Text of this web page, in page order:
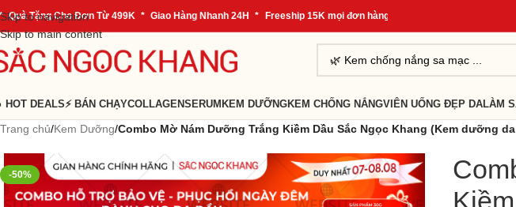
Skip to navigation
Skip to main content
Tặng Cho Đơn Từ 499K * Giao Hàng Nhanh 24H * Freeship 15K mọi đơn hàng * Quà Tặng Cho Đơn Từ 499K
HOT DEALS⚡ BÁN CHẠYCOLLAGENSERUMKEM DƯỠNGKEM CHỐNG NẮNGVIÊN UỐNG ĐẸP DALÀM
Trang chủ/Kem Dưỡng/Combo Mờ Nám Dưỡng Trắng Kiềm Dầu Sắc Ngọc Khang (Kem dưỡng
-50%